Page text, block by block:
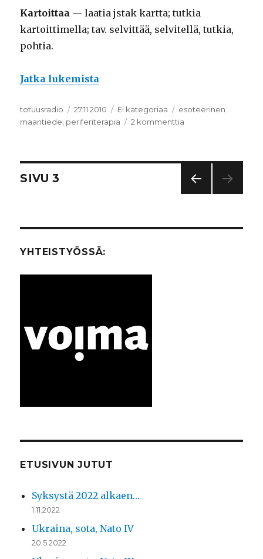
Kartoittaa — laatia jstak kartta; tutkia
kartoittimella; tav. selvittää, selvitellä, tutkia,
pohtia.
Jatka lukemista
Kirjoittaja
totuusradio Julkaistu
27.11.2010 Kategoriat
Ei kategoriaa Avainsanat
esoteerinen
maantiede, periferiterapia 2 kommenttia
Paikallissanasto
Artikkelien
SIVU
SIVU 3
YHTEISTYÖSSÄ:
ETUSIVUN JUTUT
Syksystä 2022 alkaen…
1.11.2022
Ukraina, sota, Nato IV
20.5.2022